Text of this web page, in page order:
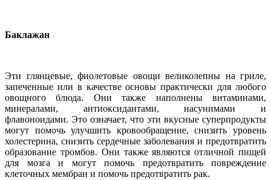
Баклажан
Эти глянцевые, фиолетовые овощи великолепны на гриле,
запеченные или в качестве основы практически для любого
овощного блюда. Они также наполнены витаминами,
минералами, антиоксидантами, насунимами и
флавоноидами. Это означает, что эти вкусные суперпродукты
могут помочь улучшить кровообращение, снизить уровень
холестерина, снизить сердечные заболевания и предотвратить
образование тромбов. Они также являются отличной пищей
для мозга и могут помочь предотвратить повреждение
клеточных мембран и помочь предотвратить рак.